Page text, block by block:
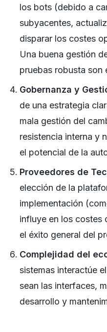
los bots (debido a
subyacentes,
disparar los costes
Una buena gestión
pruebas robusta son
Gobernanza y
de una estrategia
mala gestión del
resistencia interna y
el potencial de la
Proveedores de
elección de la
implementación
influye en los costes
el éxito general del
Complejidad del
sistemas interactúe
sean las interfaces,
desarrollo y